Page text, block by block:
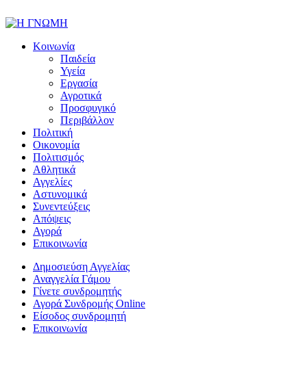
Κοινωνία
Παιδεία
Υγεία
Εργασία
Αγροτικά
Προσφυγικό
Περιβάλλον
Πολιτική
Οικονομία
Πολιτισμός
Αθλητικά
Αγγελίες
Αστυνομικά
Συνεντεύξεις
Απόψεις
Αγορά
Επικοινωνία
Δημοσιεύση Αγγελίας
Αναγγελία Γάμου
Γίνετε συνδρομητής
Αγορά Συνδρομής Online
Είσοδος συνδρομητή
Επικοινωνία